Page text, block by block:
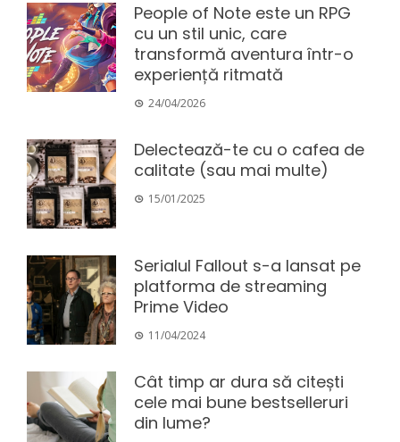
People of Note este un RPG
cu un stil unic, care
transformă aventura într-o
experiență ritmată
24/04/2026
Delectează-te cu o cafea de
calitate (sau mai multe)
15/01/2025
Serialul Fallout s-a lansat pe
platforma de streaming
Prime Video
11/04/2024
Cât timp ar dura să citești
cele mai bune bestselleruri
din lume?